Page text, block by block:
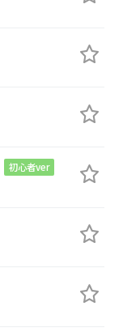
初心者ver